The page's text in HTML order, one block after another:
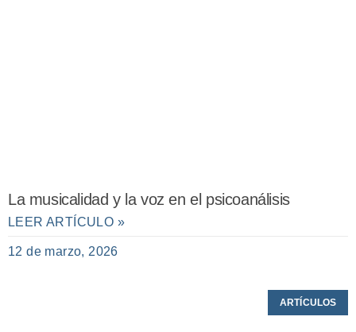
La musicalidad y la voz en el psicoanálisis
LEER ARTÍCULO »
12 de marzo, 2026
ARTÍCULOS